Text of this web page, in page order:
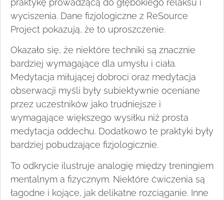
praktykę prowadzącą do głębokiego relaksu i
wyciszenia. Dane fizjologiczne z ReSource
Project pokazują, że to uproszczenie.
Okazało się, że niektóre techniki są znacznie
bardziej wymagające dla umysłu i ciała.
Medytacja miłującej dobroci oraz medytacja
obserwacji myśli były subiektywnie oceniane
przez uczestników jako trudniejsze i
wymagające większego wysiłku niż prosta
medytacja oddechu. Dodatkowo te praktyki były
bardziej pobudzające fizjologicznie.
To odkrycie ilustruje analogię między treningiem
mentalnym a fizycznym. Niektóre ćwiczenia są
łagodne i kojące, jak delikatne rozciąganie. Inne